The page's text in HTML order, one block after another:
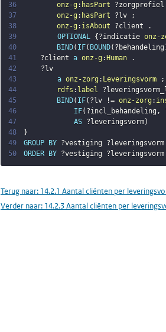
36
onz-g : hasPart ?zorgprofiel
37
onz-g : hasPart ?lv
;
38
onz-g : isAbout ?client
.
39
OPTIONAL { ?indicatie onz-
40
BIND( IF( BOUND( ?behandeling
41
?client a onz-g : Human
.
42
?lv
43
a onz-zorg : Leveringsvorm
;
44
rdfs : label
45
BIND( IF( ?lv != onz-zorg :
46
IF( ?incl_behandeling ,
47
AS ?leveringsvorm)
48
}
49
GROUP BY ?vestiging
?leveringsvorm
50
ORDER BY ?vestiging ?leveringsvorm
Terug naar: 14.2.1 Aantal cliënten per
Verder naar: 14.2.3 Aantal cliënten per